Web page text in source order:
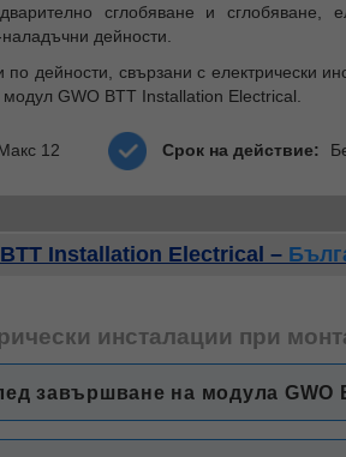
сглобяване и сглобяване,
дейности.
дейности, свързани с електрически
GWO BTT Installation Electrical.
12 Срок на действие:
Installation Electrical –
инсталации при
завършване на модула